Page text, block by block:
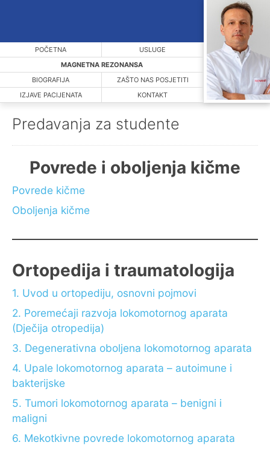
POČETNA
USLUGE
MAGNETNA REZONANSA
BIOGRAFIJA
ZAŠTO NAS POSJETITI
IZJAVE PACIJENATA
KONTAKT
Predavanja za studente
Povrede i oboljenja kičme
Povrede kičme
Oboljenja kičme
Ortopedija i traumatologija
1. Uvod u ortopediju, osnovni pojmovi
2. Poremećaji razvoja lokomotornog aparata
(Dječija otropedija)
3. Degenerativna oboljena lokomotornog aparata
4. Upale lokomotornog aparata – autoimune i
bakterijske
5. Tumori lokomotornog aparata – benigni i
maligni
6. Mekotkivne povrede lokomotornog aparata